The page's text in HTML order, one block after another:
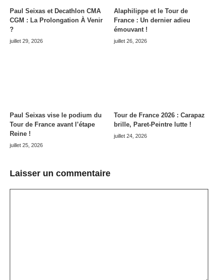
Paul Seixas et Decathlon CMA
CGM : La Prolongation À Venir
?
juillet 29, 2026
Alaphilippe et le Tour de
France : Un dernier adieu
émouvant !
juillet 26, 2026
Paul Seixas vise le podium du
Tour de France avant l’étape
Reine !
juillet 25, 2026
Tour de France 2026 : Carapaz
brille, Paret-Peintre lutte !
juillet 24, 2026
Laisser un commentaire